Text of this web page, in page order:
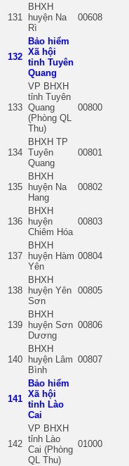
131
BHXH
huyện Na
Rì
00608
132
Bảo hiểm
Xã hội
tỉnh Tuyên
Quang
133
VP BHXH
tỉnh Tuyên
Quang
(Phòng QL
Thu)
00800
134
BHXH TP
Tuyên
Quang
00801
135
BHXH
huyện Na
Hang
00802
136
BHXH
huyện
Chiêm Hóa
00803
137
BHXH
huyện Hàm
Yên
00804
138
BHXH
huyện Yên
Sơn
00805
139
BHXH
huyện Sơn
Dương
00806
140
BHXH
huyện Lâm
Bình
00807
141
Bảo hiểm
Xã hội
tỉnh Lào
Cai
142
VP BHXH
tỉnh Lào
Cai (Phòng
QL Thu)
01000